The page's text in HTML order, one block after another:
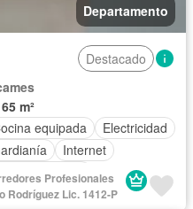
Departamento
Destacado
65 m²
equipada
Electricidad
Internet
amoblado
Profesionales
Rodríguez Lic. 1412-P